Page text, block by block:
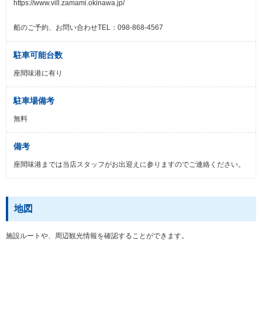
https://www.vill.zamami.okinawa.jp/
船のご予約、お問い合わせTEL：098-868-4567
駐車可能台数
座間味港に有り
駐車場備考
無料
備考
座間味港までは当店スタッフがお出迎えに参りますのでご連絡ください。
地図
施設ルートや、周辺観光情報を確認することができます。